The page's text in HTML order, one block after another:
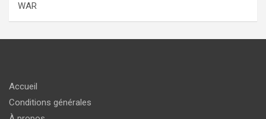
WAR
Accueil
Conditions générales